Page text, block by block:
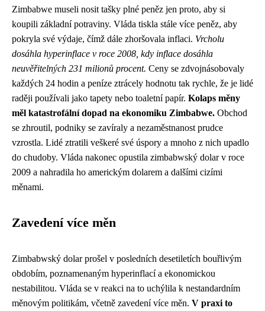
Zimbabwe museli nosit tašky plné peněz jen proto, aby si
koupili základní potraviny. Vláda tiskla stále více peněz, aby
pokryla své výdaje, čímž dále zhoršovala inflaci. Vrcholu
dosáhla hyperinflace v roce 2008, kdy inflace dosáhla
neuvěřitelných 231 milionů procent. Ceny se zdvojnásobovaly
každých 24 hodin a peníze ztrácely hodnotu tak rychle, že je lidé
raději používali jako tapety nebo toaletní papír. Kolaps měny
měl katastrofální dopad na ekonomiku Zimbabwe. Obchod
se zhroutil, podniky se zavíraly a nezaměstnanost prudce
vzrostla. Lidé ztratili veškeré své úspory a mnoho z nich upadlo
do chudoby. Vláda nakonec opustila zimbabwský dolar v roce
2009 a nahradila ho americkým dolarem a dalšími cizími
měnami.
Zavedení více měn
Zimbabwský dolar prošel v posledních desetiletích bouřlivým
obdobím, poznamenaným hyperinflací a ekonomickou
nestabilitou. Vláda se v reakci na to uchýlila k nestandardním
měnovým politikám, včetně zavedení více měn. V praxi to